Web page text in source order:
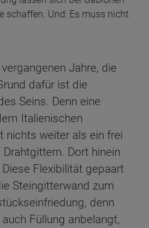
schaffen. Und: Es muss nicht
Jahre, die
dafür ist die
Seins. Denn eine
Italienischen
nichts weiter als ein frei
Dort hinein
Flexibilität gepaart
Steingitterwand zum
denn
Füllung anbelangt,